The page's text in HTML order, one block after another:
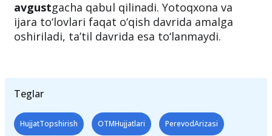
avgustgacha qabul qilinadi. Yotoqxona va
ijara to‘lovlari faqat o‘qish davrida amalga
oshiriladi, ta’til davrida esa to‘lanmaydi.
Teglar
HujjatTopshirish OTMHujjatlari PerevodArizasi